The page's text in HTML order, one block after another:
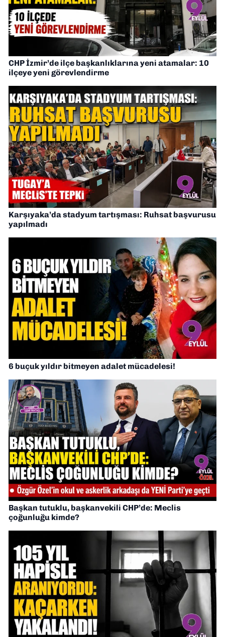
CHP İzmir’de ilçe başkanlıklarına yeni atamalar: 10
ilçeye yeni görevlendirme
Karşıyaka’da stadyum tartışması: Ruhsat başvurusu
yapılmadı
6 buçuk yıldır bitmeyen adalet mücadelesi!
Başkan tutuklu, başkanvekili CHP’de: Meclis
çoğunluğu kimde?